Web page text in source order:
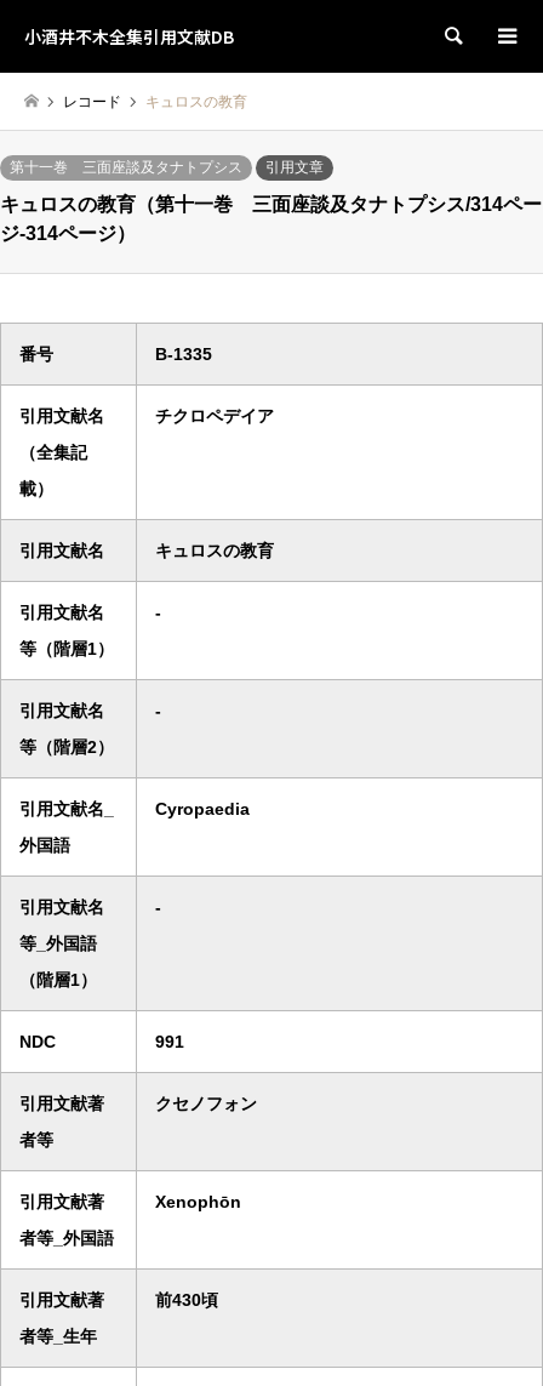
小酒井不木全集引用文献DB 検索
レコード キュロスの教育
第十一巻 三面座談及タナトプシス 引用文章
キュロスの教育（第十一巻 三面座談及タナトプシス/314ペー
ジ-314ページ）
番号 B-1335
引用文献名
（全集記
載）
チクロペデイア
引用文献名 キュロスの教育
引用文献名
等（階層1）
-
引用文献名
等（階層2）
-
引用文献名_
外国語
Cyropaedia
引用文献名
等_外国語
（階層1）
-
NDC 991
引用文献著
者等
クセノフォン
引用文献著
者等_外国語
Xenophōn
引用文献著
者等_生年
前430頃